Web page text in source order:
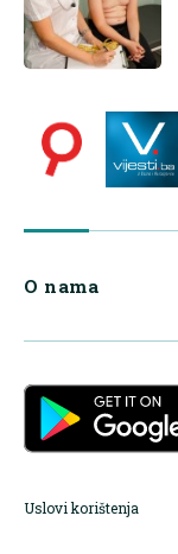
O nama
Uslovi korištenja